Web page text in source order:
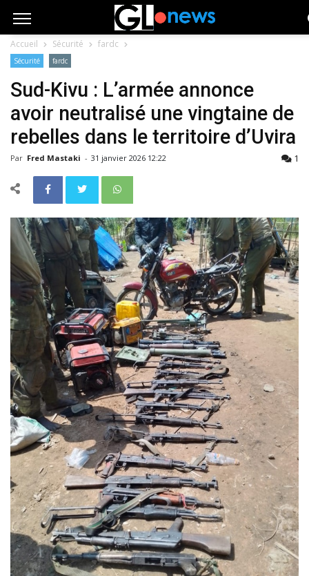
Accueil Sécurité fardc
Sécurité fardc
Sud-Kivu : L’armée annonce
avoir neutralisé une vingtaine de
rebelles dans le territoire d’Uvira
Par Fred Mastaki - 31 janvier 2026 12:22 1